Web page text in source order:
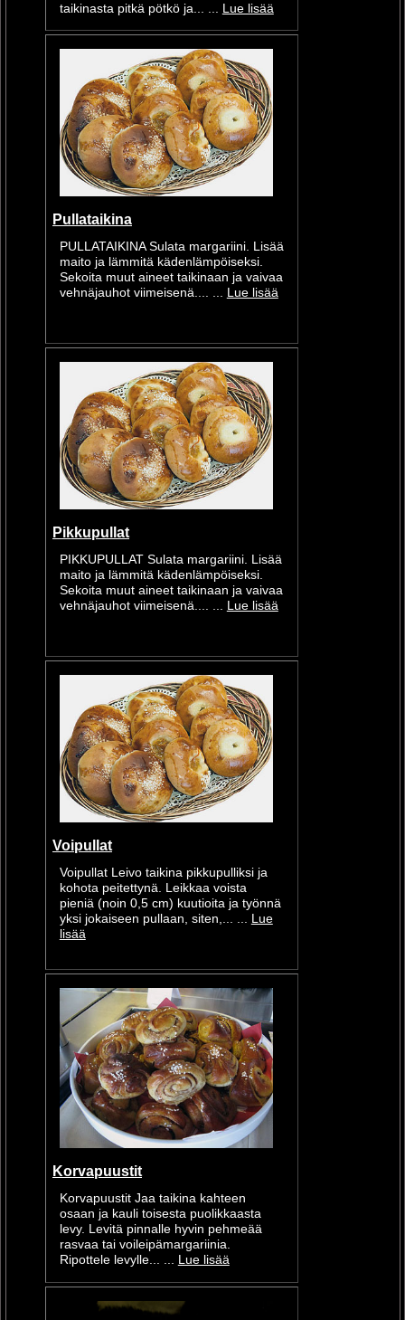
taikinasta pitkä pötkö ja... ... Lue lisää
Pullataikina
PULLATAIKINA Sulata margariini. Lisää
maito ja lämmitä kädenlämpöiseksi.
Sekoita muut aineet taikinaan ja vaivaa
vehnäjauhot viimeisenä.... ... Lue lisää
Pikkupullat
PIKKUPULLAT Sulata margariini. Lisää
maito ja lämmitä kädenlämpöiseksi.
Sekoita muut aineet taikinaan ja vaivaa
vehnäjauhot viimeisenä.... ... Lue lisää
Voipullat
Voipullat Leivo taikina pikkupulliksi ja
kohota peitettynä. Leikkaa voista
pieniä (noin 0,5 cm) kuutioita ja työnnä
yksi jokaiseen pullaan, siten,... ... Lue
lisää
Korvapuustit
Korvapuustit Jaa taikina kahteen
osaan ja kauli toisesta puolikkaasta
levy. Levitä pinnalle hyvin pehmeää
rasvaa tai voileipämargariinia.
Ripottele levylle... ... Lue lisää